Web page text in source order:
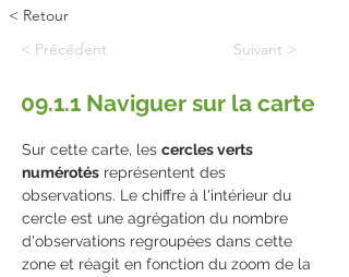
< Retour
< Précédent
Suivant >
09.1.1 Naviguer sur la carte
Sur cette carte, les cercles verts
numérotés représentent des
observations. Le chiffre à l'intérieur du
cercle est une agrégation du nombre
d'observations regroupées dans cette
zone et réagit en fonction du zoom de la